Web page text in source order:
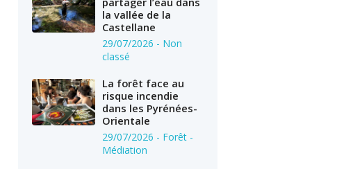
la vallée de la
Castellane
29/07/2026 - Non
classé
La forêt face au
risque incendie
dans les Pyrénées-
Orientale
29/07/2026 - Forêt -
Médiation